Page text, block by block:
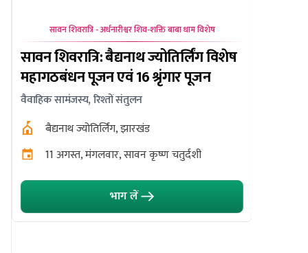
सावन शिवरात्रि - अर्धनारीश्वर शिव-शक्ति बाबा धाम विशेष
सावन शिवरात्रि: बैद्यनाथ ज्योतिर्लिंग विशेष
महागठबंधन पूजन एवं 16 श्रृंगार पूजन
वैवाहिक सामंजस्य, रिश्तों संतुलन
बैद्यनाथ ज्योतिर्लिंग, झारखंड
11 अगस्त, मंगलवार, सावन कृष्ण चतुर्दशी
भाग लें